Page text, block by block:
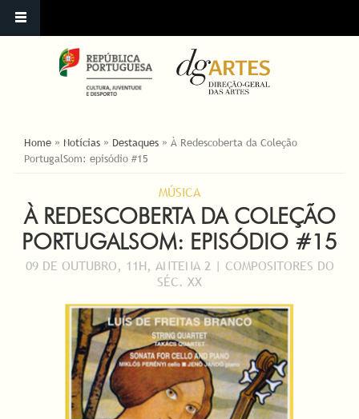
YOU ARE HERE
Home » Notícias » Destaques » À Redescoberta da Coleção
PortugalSom: episódio #15
MÚSICA
À REDESCOBERTA DA COLEÇÃO
PORTUGALSOM: EPISÓDIO #15
09 DE OUTUBRO, 11H, ANTENA 2 | COMPOSITORES DO
SÉC. XX